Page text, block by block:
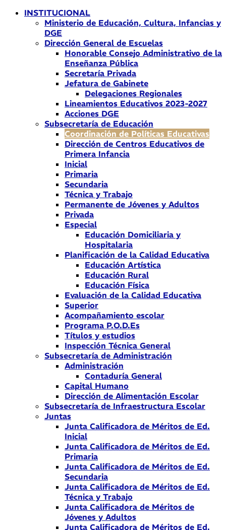
INSTITUCIONAL
Ministerio de Educación, Cultura, Infancias y
DGE
Dirección General de Escuelas
Honorable Consejo Administrativo de la
Enseñanza Pública
Secretaría Privada
Jefatura de Gabinete
Delegaciones Regionales
Lineamientos Educativos 2023-2027
Acciones DGE
Subsecretaría de Educación
Coordinación de Políticas Educativas
Dirección de Centros Educativos de
Primera Infancia
Inicial
Primaria
Secundaria
Técnica y Trabajo
Permanente de Jóvenes y Adultos
Privada
Especial
Educación Domiciliaria y
Hospitalaria
Planificación de la Calidad Educativa
Educación Artística
Educación Rural
Educación Física
Evaluación de la Calidad Educativa
Superior
Acompañamiento escolar
Programa P.O.D.Es
Títulos y estudios
Inspección Técnica General
Subsecretaría de Administración
Administración
Contaduría General
Capital Humano
Dirección de Alimentación Escolar
Subsecretaría de Infraestructura Escolar
Juntas
Junta Calificadora de Méritos de Ed.
Inicial
Junta Calificadora de Méritos de Ed.
Primaria
Junta Calificadora de Méritos de Ed.
Secundaria
Junta Calificadora de Méritos de Ed.
Técnica y Trabajo
Junta Calificadora de Méritos de
Jóvenes y Adultos
Junta Calificadora de Méritos de Ed.